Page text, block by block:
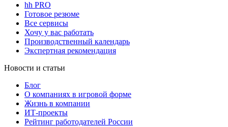
hh PRO
Готовое резюме
Все сервисы
Хочу у вас работать
Производственный календарь
Экспертная рекомендация
Новости и статьи
Блог
О компаниях в игровой форме
Жизнь в компании
ИТ-проекты
Рейтинг работодателей России